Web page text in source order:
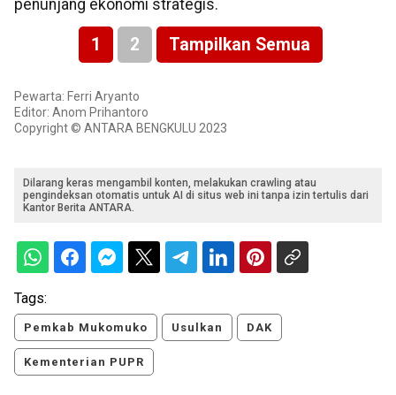
penunjang ekonomi strategis.
1 2 Tampilkan Semua
Pewarta: Ferri Aryanto
Editor: Anom Prihantoro
Copyright © ANTARA BENGKULU 2023
Dilarang keras mengambil konten, melakukan crawling atau
pengindeksan otomatis untuk AI di situs web ini tanpa izin tertulis dari
Kantor Berita ANTARA.
Tags:
Pemkab Mukomuko Usulkan DAK
Kementerian PUPR